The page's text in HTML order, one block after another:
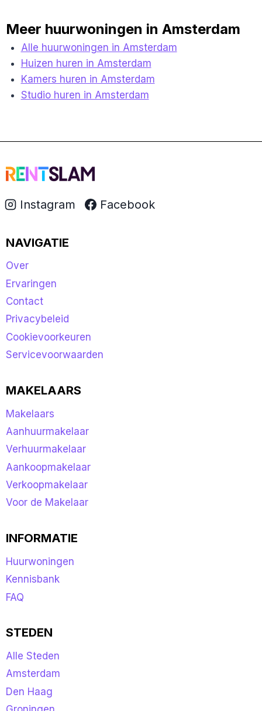
Meer huurwoningen in Amsterdam
Alle huurwoningen in Amsterdam
Huizen huren in Amsterdam
Kamers huren in Amsterdam
Studio huren in Amsterdam
Instagram Facebook
NAVIGATIE
Over
Ervaringen
Contact
Privacybeleid
Cookievoorkeuren
Servicevoorwaarden
MAKELAARS
Makelaars
Aanhuurmakelaar
Verhuurmakelaar
Aankoopmakelaar
Verkoopmakelaar
Voor de Makelaar
INFORMATIE
Huurwoningen
Kennisbank
FAQ
STEDEN
Alle Steden
Amsterdam
Den Haag